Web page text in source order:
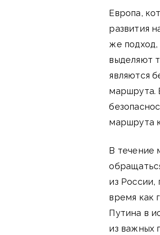
Европа,
развития
же подход,
выделяют
являются
маршрута.
маршрута
В течение
из России,
время как
Путина в
из важных